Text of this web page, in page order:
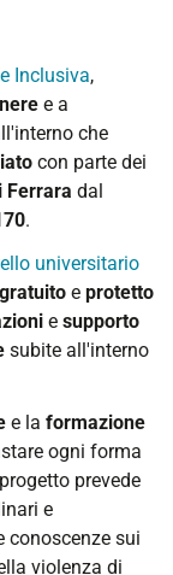
Inclusiva,
e a
che
con parte dei
Ferrara dal
.
universitario
gratuito e protetto
e supporto
subite all'interno
e la formazione
ogni forma
prevede
e
conoscenze sui
violenza di